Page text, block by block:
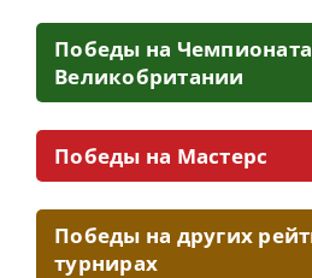
Победы на
Великобритании
Победы на Мастерс
Победы на других
турнирах